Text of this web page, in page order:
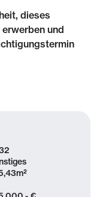
dieses
und
der Neuen Luppe
genutzt
durch viele
aus und
m²